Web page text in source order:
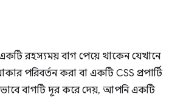
রহস্যময় বাগ পেয়ে থাকেন যেখানে
পরিবর্তন করা বা একটি CSS প্রপার্টি
বাগটি দূর করে দেয়, আপনি একটি